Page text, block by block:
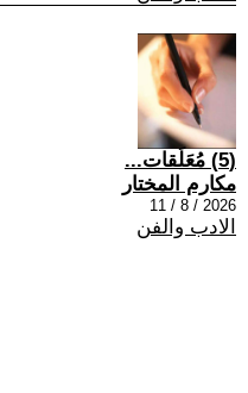
(5) مُعَلَقات...
مكارم المختار
2026 / 8 / 11
الادب والفن